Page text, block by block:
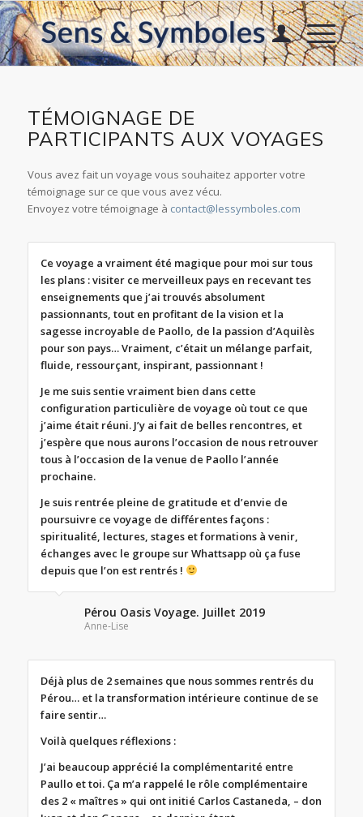
TÉMOIGNAGE DE
PARTICIPANTS AUX VOYAGES
Vous avez fait un voyage vous souhaitez apporter votre
témoignage sur ce que vous avez vécu.
Envoyez votre témoignage à contact@lessymboles.com
Ce voyage a vraiment été magique pour moi sur tous
les plans : visiter ce merveilleux pays en recevant tes
enseignements que j’ai trouvés absolument
passionnants, tout en profitant de la vision et la
sagesse incroyable de Paollo, de la passion d’Aquilès
pour son pays… Vraiment, c’était un mélange parfait,
fluide, ressourçant, inspirant, passionnant !
Je me suis sentie vraiment bien dans cette
configuration particulière de voyage où tout ce que
j’aime était réuni. J’y ai fait de belles rencontres, et
j’espère que nous aurons l’occasion de nous retrouver
tous à l’occasion de la venue de Paollo l’année
prochaine.
Je suis rentrée pleine de gratitude et d’envie de
poursuivre ce voyage de différentes façons :
spiritualité, lectures, stages et formations à venir,
échanges avec le groupe sur Whattsapp où ça fuse
depuis que l’on est rentrés !
Pérou Oasis Voyage. Juillet 2019
Anne-Lise
Déjà plus de 2 semaines que nous sommes rentrés du
Pérou… et la transformation intérieure continue de se
faire sentir…
Voilà quelques réflexions :
J’ai beaucoup apprécié la complémentarité entre
Paullo et toi. Ça m’a rappelé le rôle complémentaire
des 2 « maîtres » qui ont initié Carlos Castaneda, – don